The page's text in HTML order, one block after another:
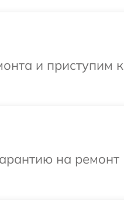
и приступим к
на ремонт